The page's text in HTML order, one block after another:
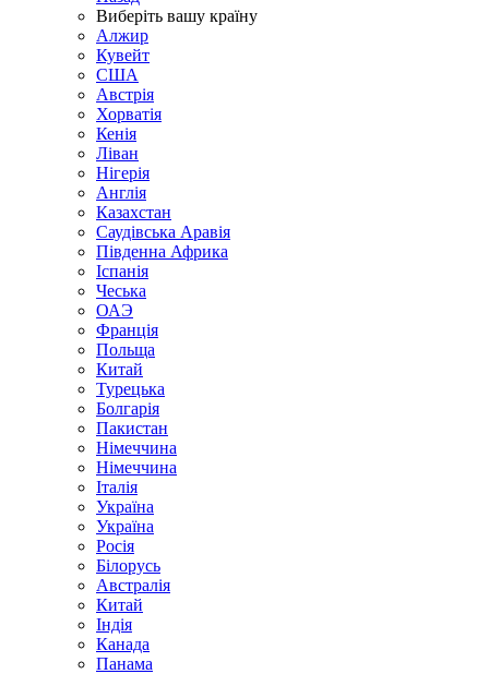
Виберіть вашу країну
Алжир
Кувейт
США
Австрія
Хорватія
Кенія
Ліван
Нігерія
Англія
Казахстан
Саудівська Аравія
Південна Африка
Іспанія
Чеська
ОАЭ
Франція
Польща
Китай
Турецька
Болгарія
Пакистан
Німеччина
Німеччина
Італія
Україна
Україна
Росія
Білорусь
Австралія
Китай
Індія
Канада
Панама